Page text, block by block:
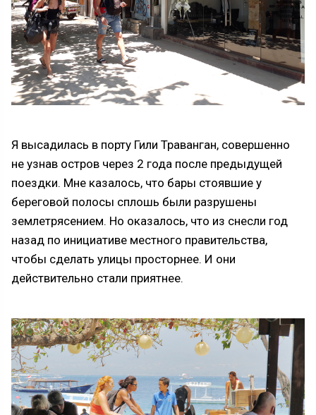
Я высадилась в порту Гили Траванган, совершенно
не узнав остров через 2 года после предыдущей
поездки. Мне казалось, что бары стоявшие у
береговой полосы сплошь были разрушены
землетрясением. Но оказалось, что из снесли год
назад по инициативе местного правительства,
чтобы сделать улицы просторнее. И они
действительно стали приятнее.